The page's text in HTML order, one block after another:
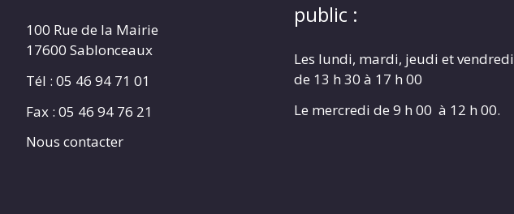
100 Rue de la Mairie
17600 Sablonceaux
Tél : 05 46 94 71 01
Fax : 05 46 94 76 21
Nous contacter
public :
Les lundi, mardi, jeudi et vendredi
de 13 h 30 à 17 h 00
Le mercredi de 9 h 00 à 12 h 00.